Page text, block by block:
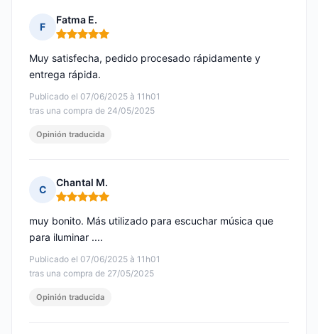
F
Fatma E.
Nota: 5 de 5
Publicado el 07/06/2025 à 11h01
tras una compra de 24/05/2025
Muy satisfecha, pedido procesado rápidamente y
entrega rápida.
Opinión traducida
C
Chantal M.
Nota: 5 de 5
Publicado el 07/06/2025 à 11h01
tras una compra de 27/05/2025
muy bonito. Más utilizado para escuchar música que
para iluminar ....
Opinión traducida